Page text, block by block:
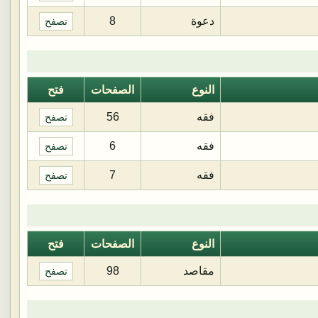
دعوة 8 تصفح
النوع الصفحات فتح
فقه 56 تصفح
فقه 6 تصفح
فقه 7 تصفح
النوع الصفحات فتح
مقاصد 98 تصفح